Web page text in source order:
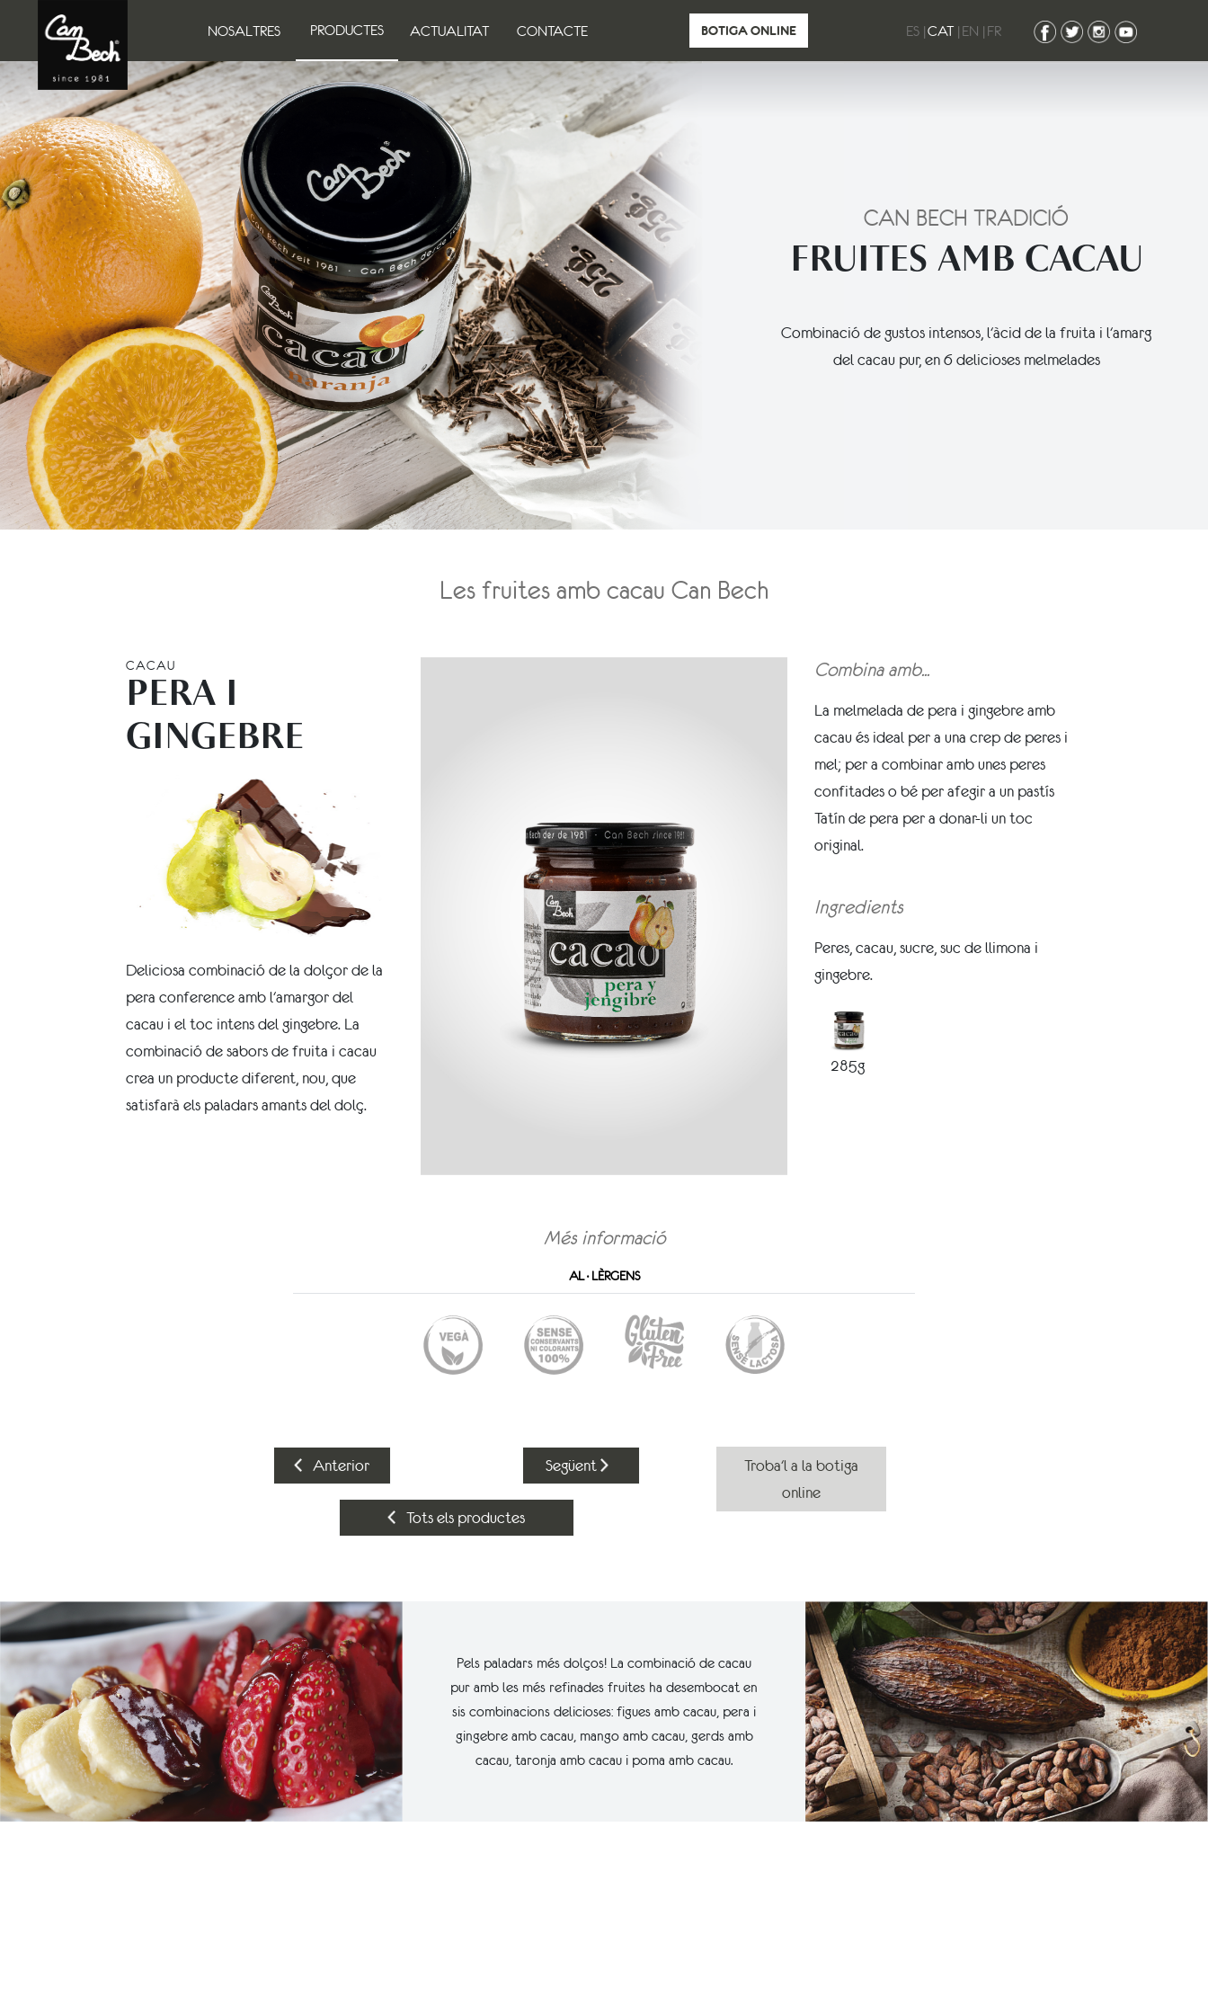
NOSALTRES PRODUCTES ACTUALITAT CONTACTE BOTIGA ONLINE ES|CAT| EN | FR
CAN BECH TRADICIÓ
FRUITES AMB CACAU
Combinació de gustos intensos, l'àcid de la fruita i l'amarg
del cacau pur, en 6 delicioses melmelades
Les fruites amb cacau Can Bech
CACAU
PERA I
GINGEBRE
Deliciosa combinació de la dolçor de la
pera conference amb l'amargor del
cacau i el toc intens del gingebre. La
combinació de sabors de fruita i cacau
crea un producte diferent, nou, que
satisfarà els paladars amants del dolç.
Combina amb...
La melmelada de pera i gingebre amb
cacau és ideal per a una crep de peres i
mel; per a combinar amb unes peres
confitades o bé per afegir a un pastís
Tatín de pera per a donar-li un toc
original.
Ingredients
Peres, cacau, sucre, suc de llimona i
gingebre.
285g
Més informació
AL·LÈRGENS
Anterior Següent
Tots els productes
Troba'l a la botiga
online
Pels paladars més dolços! La combinació de cacau
pur amb les més refinades fruites ha desembocat en
sis combinacions delicioses: figues amb cacau, pera i
gingebre amb cacau, mango amb cacau, gerds amb
cacau, taronja amb cacau i poma amb cacau.